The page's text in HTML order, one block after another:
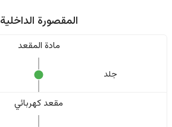
المقصورة الداخلية
مادة المقعد
جلد
مقعد كهربائي